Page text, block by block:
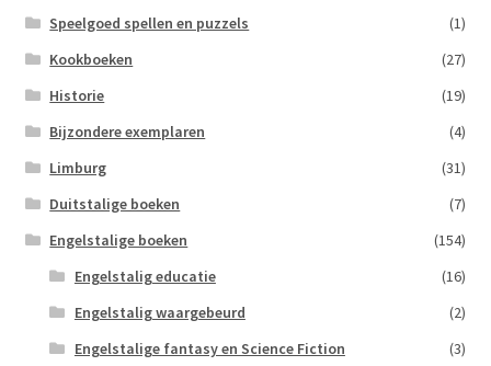
Speelgoed spellen en puzzels
(1)
Kookboeken
(27)
Historie
(19)
Bijzondere exemplaren
(4)
Limburg
(31)
Duitstalige boeken
(7)
Engelstalige boeken
(154)
Engelstalig educatie
(16)
Engelstalig waargebeurd
(2)
Engelstalige fantasy en Science Fiction
(3)